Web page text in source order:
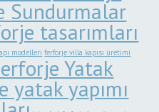
Sundurmalar
tasarımları
modelleri ferforje villa kapısı üretimi
Yatak
yatak yapımı